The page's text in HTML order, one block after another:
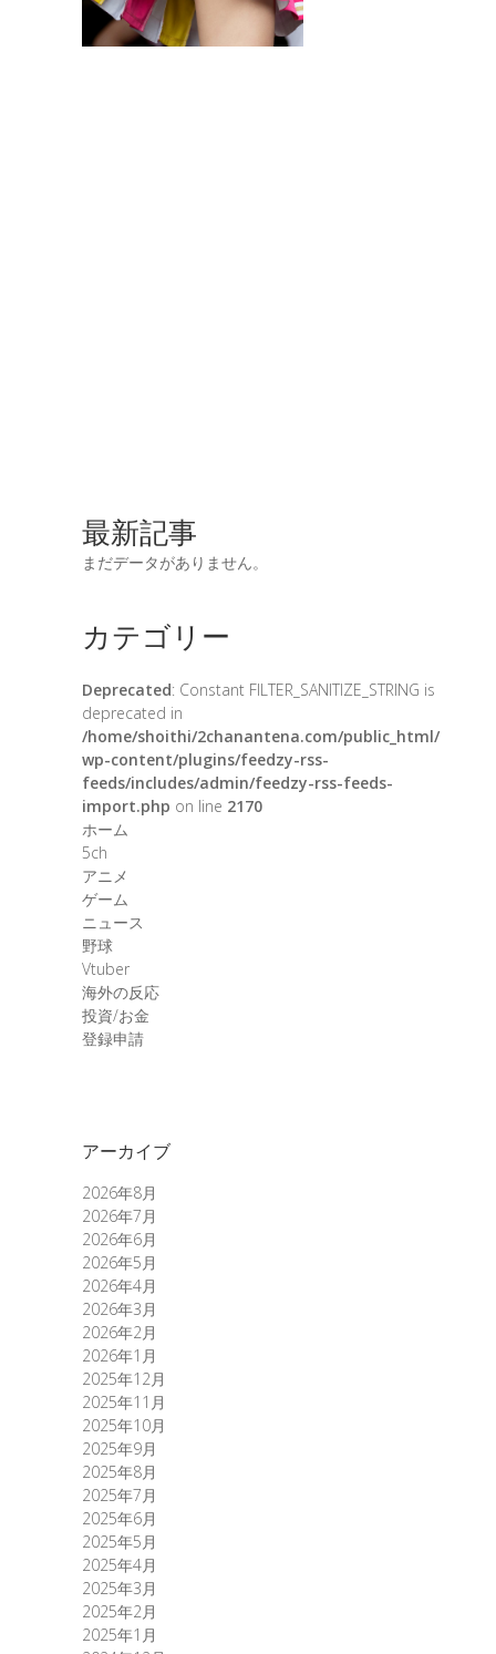
最新記事
まだデータがありません。
カテゴリー
Deprecated: Constant FILTER_SANITIZE_STRING is
deprecated in
/home/shoithi/2chanantena.com/public_html/
wp-content/plugins/feedzy-rss-
feeds/includes/admin/feedzy-rss-feeds-
import.php on line 2170
ホーム
5ch
アニメ
ゲーム
ニュース
野球
Vtuber
海外の反応
投資/お金
登録申請
アーカイブ
2026年8月
2026年7月
2026年6月
2026年5月
2026年4月
2026年3月
2026年2月
2026年1月
2025年12月
2025年11月
2025年10月
2025年9月
2025年8月
2025年7月
2025年6月
2025年5月
2025年4月
2025年3月
2025年2月
2025年1月